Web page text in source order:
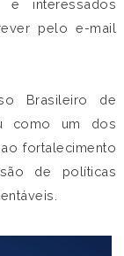
e interessados
pelo e-mail
Brasileiro de
como um dos
fortalecimento
de políticas